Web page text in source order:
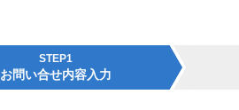
STEP1
お問い合せ内容入力